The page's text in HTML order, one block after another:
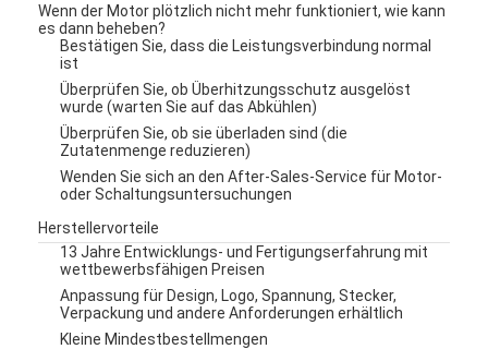
Wenn der Motor plötzlich nicht mehr funktioniert, wie kann
es dann beheben?
Bestätigen Sie, dass die Leistungsverbindung normal
ist
Überprüfen Sie, ob Überhitzungsschutz ausgelöst
wurde (warten Sie auf das Abkühlen)
Überprüfen Sie, ob sie überladen sind (die
Zutatenmenge reduzieren)
Wenden Sie sich an den After-Sales-Service für Motor-
oder Schaltungsuntersuchungen
Herstellervorteile
13 Jahre Entwicklungs- und Fertigungserfahrung mit
wettbewerbsfähigen Preisen
Anpassung für Design, Logo, Spannung, Stecker,
Verpackung und andere Anforderungen erhältlich
Kleine Mindestbestellmengen